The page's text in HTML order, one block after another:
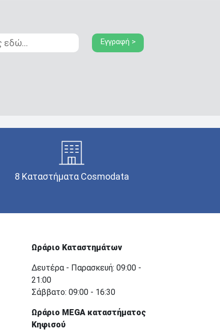
Εγγραφή >
8 Καταστήματα Cosmodata
Ωράριο Καταστημάτων
Δευτέρα - Παρασκευή: 09:00 -
21:00
Σάββατο: 09:00 - 16:30
Ωράριο MEGA καταστήματος
Κηφισού